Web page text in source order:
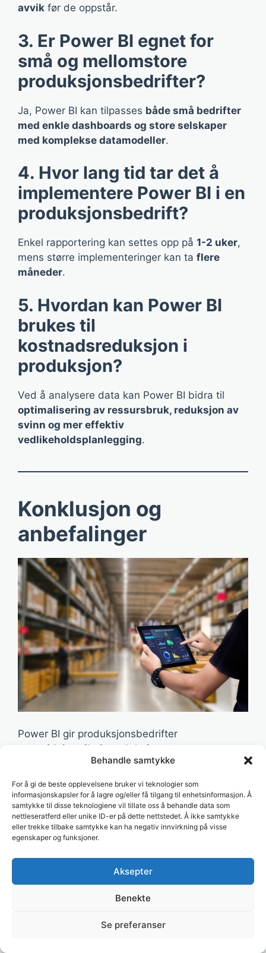
Behandle samtykke
For å gi de beste opplevelsene bruker vi teknologier som
informasjonskapsler for å lagre og/eller få tilgang til enhetsinformasjon. Å
samtykke til disse teknologiene vil tillate oss å behandle data som
nettleseratferd eller unike ID-er på dette nettstedet. Å ikke samtykke
eller trekke tilbake samtykke kan ha negativ innvirkning på visse
egenskaper og funksjoner.
Aksepter
Benekte
Se preferanser
avvik før de oppstår.
3. Er Power BI egnet for
små og mellomstore
produksjonsbedrifter?
Ja, Power BI kan tilpasses både små bedrifter
med enkle dashboards og store selskaper
med komplekse datamodeller.
4. Hvor lang tid tar det å
implementere Power BI i en
produksjonsbedrift?
Enkel rapportering kan settes opp på 1-2 uker,
mens større implementeringer kan ta flere
måneder.
5. Hvordan kan Power BI
brukes til
kostnadsreduksjon i
produksjon?
Ved å analysere data kan Power BI bidra til
optimalisering av ressursbruk, reduksjon av
svinn og mer effektiv
vedlikeholdsplanlegging.
Konklusjon og
anbefalinger
Power BI gir produksjonsbedrifter
sanntidsinnsikt i produksjonsprosesser,
ressursbruk og maskinytelse. Ved å bruke
sanntidsdata og AI-analyse kan bedrifter
optimalisere driften og øke lønnsomheten.
Vil du implementere Power BI i din
produksjonsbedrift?
Kontakt oss her